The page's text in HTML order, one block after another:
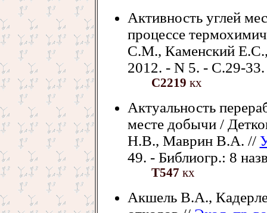
Активность углей
процессе
С.М., Каменский
2012. - N 5. - С.29-33.
С2219 кх
Актуальность
месте добычи /
Н.В., Маврин В.А. //
49. - Библиогр.: 8
Т547 кх
Акшель В.А.,